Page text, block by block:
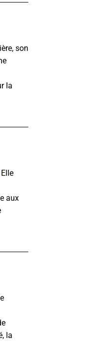
son
la
Elle
aux
la